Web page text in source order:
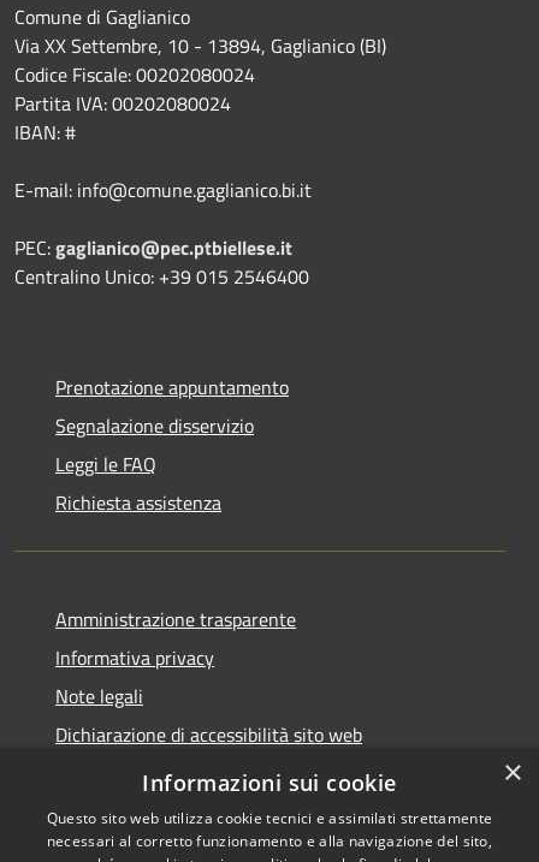
Comune di Gaglianico
Via XX Settembre, 10 - 13894, Gaglianico (BI)
Codice Fiscale: 00202080024
Partita IVA: 00202080024
IBAN: #
E-mail: info@comune.gaglianico.bi.it
PEC:gaglianico@pec.ptbiellese.it
Centralino Unico: +39 015 2546400
Prenotazione appuntamento
Segnalazione disservizio
Leggi le FAQ
Richiesta assistenza
Amministrazione trasparente
Informativa privacy
Note legali
Dichiarazione di accessibilità sito web
WhistleblowingPA
×
Informazioni sui cookie
Questo sito web utilizza cookie tecnici e assimilati strettamente
necessari al corretto funzionamento e alla navigazione del sito,